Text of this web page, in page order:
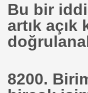
Bu bir
artık
8200.